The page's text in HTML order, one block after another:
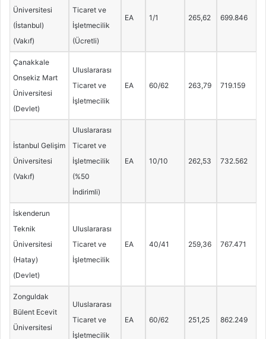
Üniversitesi
(İstanbul)
(Vakıf)
Ticaret ve
İşletmecilik
(Ücretli)
EA 1/1 265,62 699.846
Çanakkale
Onsekiz Mart
Üniversitesi
(Devlet)
Uluslararası
Ticaret ve
İşletmecilik
EA 60/62 263,79 719.159
İstanbul Gelişim
Üniversitesi
(Vakıf)
Uluslararası
Ticaret ve
İşletmecilik
(%50
İndirimli)
EA 10/10 262,53 732.562
İskenderun
Teknik
Üniversitesi
(Hatay)
(Devlet)
Uluslararası
Ticaret ve
İşletmecilik
EA 40/41 259,36 767.471
Zonguldak
Bülent Ecevit
Üniversitesi
Uluslararası
Ticaret ve
İşletmecilik
EA 60/62 251,25 862.249